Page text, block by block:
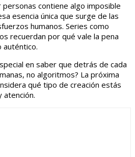
contiene algo imposible
esencia única que surge de las
humanos. Series como
recuerdan por qué vale la pena
auténtico.
en saber que detrás de cada
no algoritmos? La próxima
qué tipo de creación estás
atención.